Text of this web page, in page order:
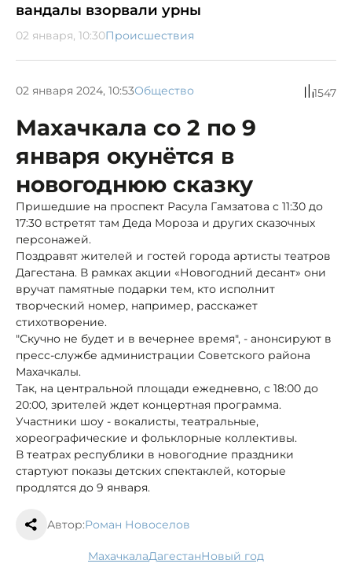
вандалы взорвали урны
02 января, 10:30Происшествия
02 января 2024, 10:53Общество 1547
Махачкала со 2 по 9
января окунётся в
новогоднюю сказку
Пришедшие на проспект Расула Гамзатова с 11:30 до
17:30 встретят там Деда Мороза и других сказочных
персонажей.
Поздравят жителей и гостей города артисты театров
Дагестана. В рамках акции «Новогодний десант» они
вручат памятные подарки тем, кто исполнит
творческий номер, например, расскажет
стихотворение.
"Скучно не будет и в вечернее время", - анонсируют в
пресс-службе администрации Советского района
Махачкалы.
Так, на центральной площади ежедневно, с 18:00 до
20:00, зрителей ждет концертная программа.
Участники шоу - вокалисты, театральные,
хореографические и фольклорные коллективы.
В театрах республики в новогодние праздники
стартуют показы детских спектаклей, которые
продлятся до 9 января.
Автор:Роман Новоселов
Махачкала Дагестан новый год